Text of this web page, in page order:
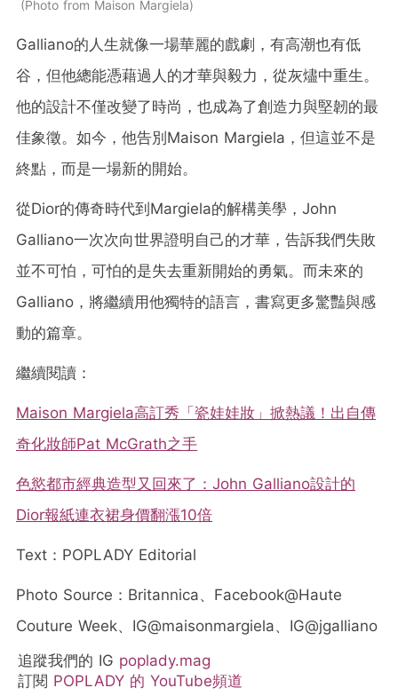
Photo from Maison Margiela
Galliano的人生就像一場華麗的戲劇，有高潮也有低
谷，但他總能憑藉過人的才華與毅力，從灰燼中重生。
他的設計不僅改變了時尚，也成為了創造力與堅韌的最
佳象徵。如今，他告別Maison Margiela，但這並不是
終點，而是一場新的開始。
從Dior的傳奇時代到Margiela的解構美學，John
Galliano一次次向世界證明自己的才華，告訴我們失敗
並不可怕，可怕的是失去重新開始的勇氣。而未來的
Galliano，將繼續用他獨特的語言，書寫更多驚豔與感
動的篇章。
繼續閱讀：
Maison Margiela高訂秀「瓷娃娃妝」掀熱議！出自傳
奇化妝師Pat McGrath之手
色慾都市經典造型又回來了：John Galliano設計的
Dior報紙連衣裙身價翻漲10倍
Text：POPLADY Editorial
Photo Source： Britannica、 Facebook@Haute
Couture Week、IG@maisonmargiela、IG@jgalliano
追蹤我們的 IG poplady.mag
訂閱 POPLADY 的 YouTube頻道